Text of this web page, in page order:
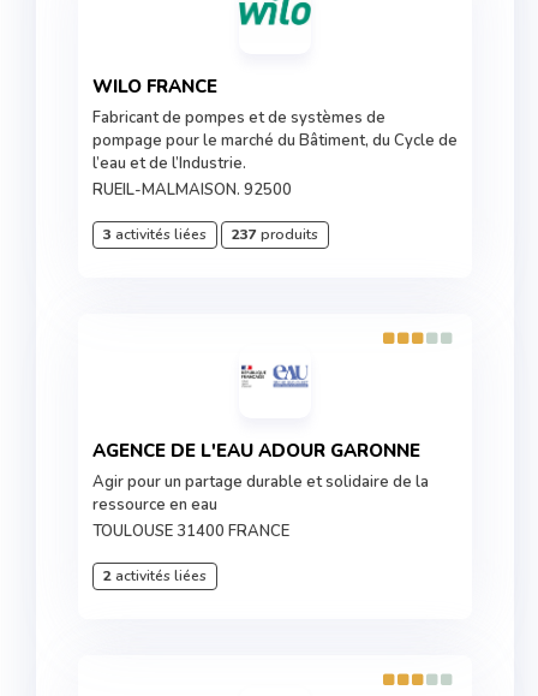
WILO FRANCE
Fabricant de pompes et de systèmes de
pompage pour le marché du Bâtiment, du Cycle de
l’eau et de l’Industrie.
RUEIL-MALMAISON. 92500
3 activités liées 237produits
AGENCE DE L'EAU ADOUR GARONNE
Agir pour un partage durable et solidaire de la
ressource en eau
TOULOUSE 31400 FRANCE
2activités liées